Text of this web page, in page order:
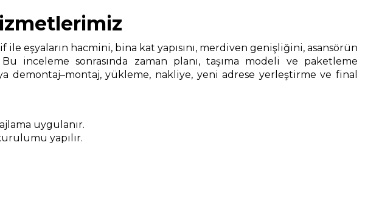
ile eşyaların hacmini, bina kat yapısını, merdiven genişliğini, asansörün
inceleme sonrasında zaman planı, taşıma modeli ve paketleme
demontaj–montaj, yükleme, nakliye, yeni adrese yerleştirme ve final
uygulanır.
yapılır.